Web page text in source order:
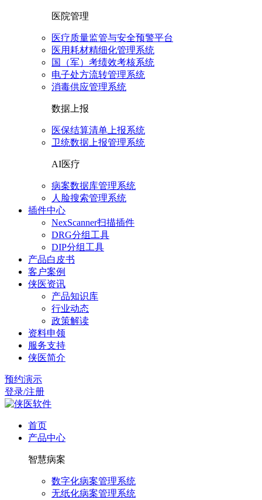
医院管理
医疗质量监管与安全预警平台
医用耗材精细化管理系统
国（军）考绩效考核系统
电子处方流转管理系统
消毒供应管理系统
数据上报
医保结算清单上报系统
卫统数据上报管理系统
AI医疗
病案数据库管理系统
人脸搜索管理系统
插件中心
NexScanner扫描插件
DRG分组工具
DIP分组工具
产品白皮书
客户案例
侠医资讯
产品知识库
行业动态
政策解读
资料申领
服务支持
侠医简介
预约演示
登录/注册
首页
产品中心
智慧病案
数字化病案管理系统
无纸化病案管理系统